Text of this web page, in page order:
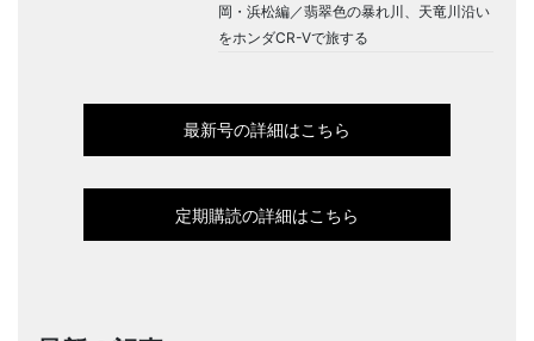
岡・浜松編／翡翠色の暴れ川、天竜川沿い
をホンダCR-Vで旅する
最新号の詳細はこちら
定期購読の詳細はこちら